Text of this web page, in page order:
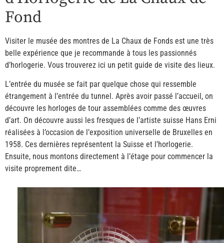
Fond
Visiter le musée des montres de La Chaux de Fonds est une très
belle expérience que je recommande à tous les passionnés
d’horlogerie. Vous trouverez ici un petit guide de visite des lieux.
L’entrée du musée se fait par quelque chose qui ressemble
étrangement à l’entrée du tunnel. Après avoir passé l’accueil, on
découvre les horloges de tour assemblées comme des œuvres
d’art. On découvre aussi les fresques de l’artiste suisse Hans Erni
réalisées à l’occasion de l’exposition universelle de Bruxelles en
1958. Ces dernières représentent la Suisse et l’horlogerie.
Ensuite, nous montons directement à l’étage pour commencer la
visite proprement dite…